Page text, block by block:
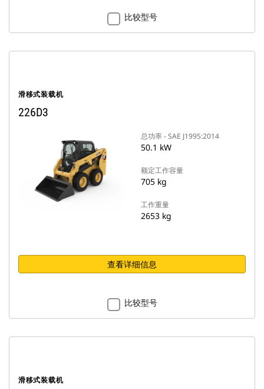
比较型号
滑移式装载机
226D3
总功率 - SAE J1995:2014
50.1 kW
额定工作容量
705 kg
工作重量
2653 kg
查看详细信息
比较型号
滑移式装载机